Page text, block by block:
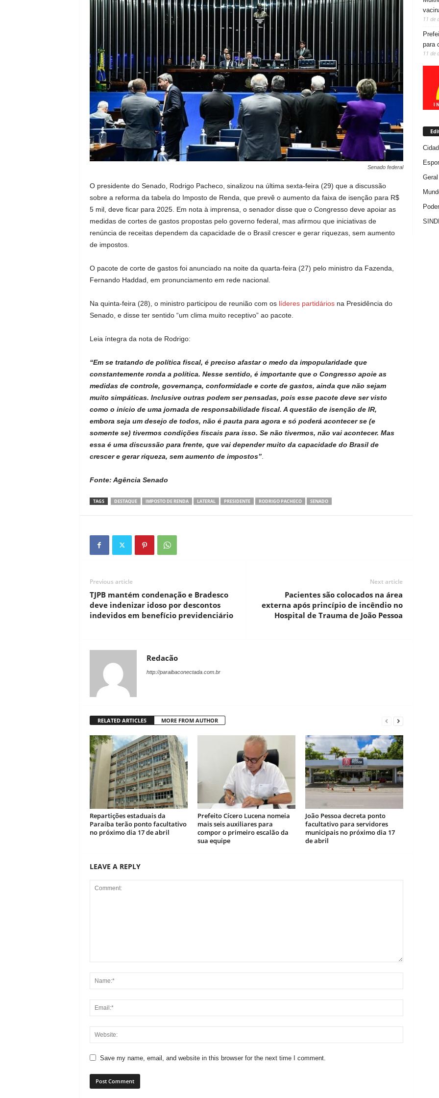
Senado federal
O presidente do Senado, Rodrigo Pacheco, sinalizou na última sexta-feira (29) que a discussão
sobre a reforma da tabela do Imposto de Renda, que prevê o aumento da faixa de isenção para R$
5 mil, deve ficar para 2025. Em nota à imprensa, o senador disse que o Congresso deve apoiar as
medidas de cortes de gastos propostas pelo governo federal, mas afirmou que iniciativas de
renúncia de receitas dependem da capacidade de o Brasil crescer e gerar riquezas, sem aumento
de impostos.
O pacote de corte de gastos foi anunciado na noite da quarta-feira (27) pelo ministro da Fazenda,
Fernando Haddad, em pronunciamento em rede nacional.
Na quinta-feira (28), o ministro participou de reunião com os líderes partidáriosna Presidência do
Senado, e disse ter sentido “um clima muito receptivo” ao pacote.
Leia íntegra da nota de Rodrigo:
“Em se tratando de política fiscal, é preciso afastar o medo da impopularidade que
constantemente ronda a política. Nesse sentido, é importante que o Congresso apoie as
medidas de controle, governança, conformidade e corte de gastos, ainda que não sejam
muito simpáticas. Inclusive outras podem ser pensadas, pois esse pacote deve ser visto
como o início de uma jornada de responsabilidade fiscal. A questão de isenção de IR,
embora seja um desejo de todos, não é pauta para agora e só poderá acontecer se (e
somente se) tivermos condições fiscais para isso. Se não tivermos, não vai acontecer. Mas
essa é uma discussão para frente, que vai depender muito da capacidade do Brasil de
crescer e gerar riqueza, sem aumento de impostos”.
Fonte: Agência Senado
TAGS DESTAQUE IMPOSTO DE RENDA LATERAL PRESIDENTE RODRIGO PACHECO SENADO
Previous article
TJPB mantém condenação e Bradesco
deve indenizar idoso por descontos
indevidos em benefício previdenciário
Next article
Pacientes são colocados na área
externa após princípio de incêndio no
Hospital de Trauma de João Pessoa
Redacão
http://paraibaconectada.com.br
RELATED ARTICLES MORE FROM AUTHOR
Repartições estaduais da
Paraíba terão ponto facultativo
no próximo dia 17 de abril
Prefeito Cícero Lucena nomeia
mais seis auxiliares para
compor o primeiro escalão da
sua equipe
João Pessoa decreta ponto
facultativo para servidores
municipais no próximo dia 17
de abril
LEAVE A REPLY
Save my name, email, and website in this browser for the next time I comment.
11 de
para
11 de
Geral